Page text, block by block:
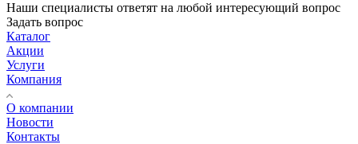
Наши специалисты ответят на любой интересующий вопрос
Задать вопрос
Каталог
Акции
Услуги
Компания
О компании
Новости
Контакты